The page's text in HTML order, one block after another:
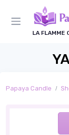
LA FLAMME
Papaya Candle
Panneau de